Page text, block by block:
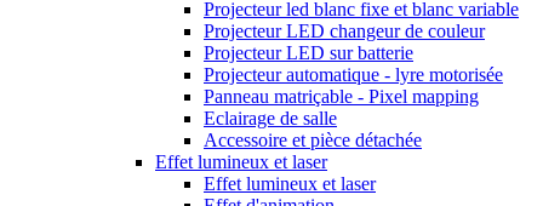
Projecteur led blanc fixe et blanc variable
Projecteur LED changeur de couleur
Projecteur LED sur batterie
Projecteur automatique - lyre motorisée
Panneau matriçable - Pixel mapping
Eclairage de salle
Accessoire et pièce détachée
Effet lumineux et laser
Effet lumineux et laser